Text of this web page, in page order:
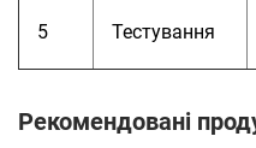
5 Тестування
Рекомендовані